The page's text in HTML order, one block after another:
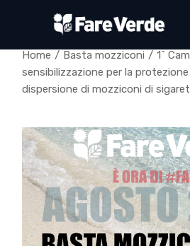
Home Basta mozziconi
1^
sensibilizzazione per la protezione
dispersione di mozziconi di